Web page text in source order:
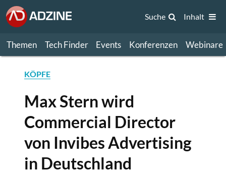
Themen Tech Finder Events Konferenzen Webinare
Suche Inhalt
KÖPFE
Max Stern wird
Commercial Director
von Invibes Advertising
in Deutschland